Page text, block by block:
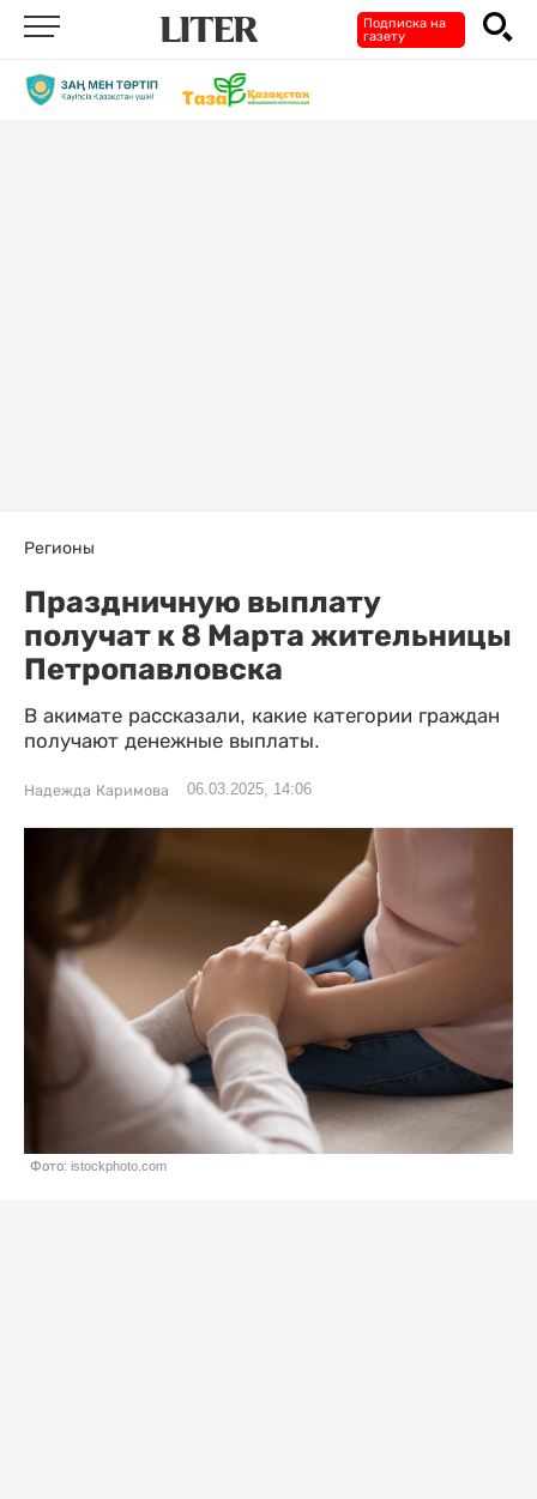
Подписка на
газету
Регионы
Праздничную выплату
получат к 8 Марта жительницы
Петропавловска
В акимате рассказали, какие категории граждан
получают денежные выплаты.
Надежда Каримова 06.03.2025, 14:06
Фото: istockphoto.com